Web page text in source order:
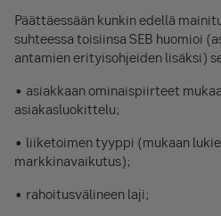
Päättäessään kunkin edellä
suhteessa toisiinsa SEB huomioi
antamien erityisohjeiden lisäksi)
• asiakkaan ominaispiirteet
asiakasluokittelu;
• liiketoimen tyyppi (mukaan
markkinavaikutus);
• rahoitusvälineen laji;